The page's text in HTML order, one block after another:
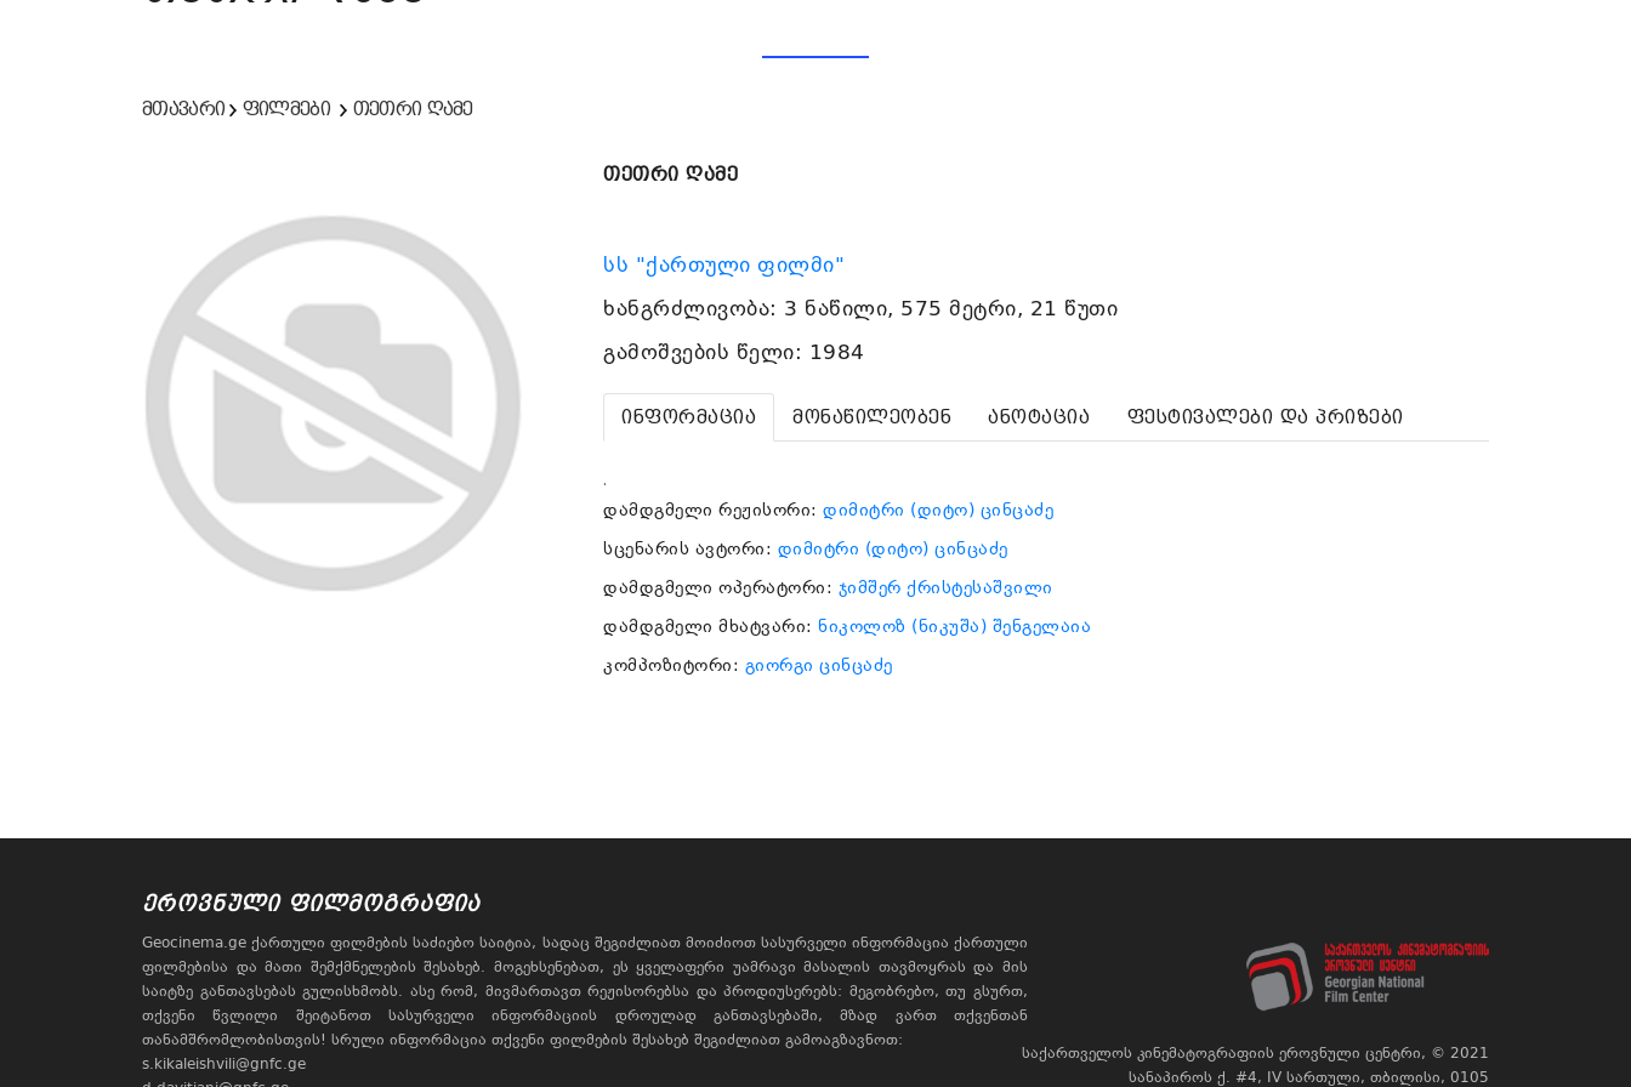
მთავარი ფილმები თეთრი ღამე
თეთრი ღამე
სს "ქართული ფილმი"
ხანგრძლივობა: 3 ნაწილი, 575 მეტრი, 21 წუთი
გამოშვების წელი: 1984
ინფორმაცია მონაწილეობენ ანოტაცია ფესტივალები და პრიზები
.
დამდგმელი რეჟისორი: დიმიტრი (დიტო) ცინცაძე
სცენარის ავტორი: დიმიტრი (დიტო) ცინცაძე
დამდგმელი ოპერატორი: ჯიმშერ ქრისტესაშვილი
დამდგმელი მხატვარი: ნიკოლოზ (ნიკუშა) შენგელაია
კომპოზიტორი: გიორგი ცინცაძე
ᲔᲠᲝᲕᲜᲣᲚᲘ ᲤᲘᲚᲛᲝᲒᲠᲐᲤᲘᲐ
Geocinema.ge ქართული ფილმების საძიებო საიტია, სადაც შეგიძლიათ მოიძიოთ სასურველი ინფორმაცია ქართული
ფილმებისა და მათი შემქმნელების შესახებ. მოგეხსენებათ, ეს ყველაფერი უამრავი მასალის თავმოყრას და მის
საიტზე განთავსებას გულისხმობს. ასე რომ, მივმართავთ რეჟისორებსა და პროდიუსერებს: მეგობრებო, თუ გსურთ,
თქვენი წვლილი შეიტანოთ სასურველი ინფორმაციის დროულად განთავსებაში, მზად ვართ თქვენთან
თანამშრომლობისთვის! სრული ინფორმაცია თქვენი ფილმების შესახებ შეგიძლიათ გამოაგზავნოთ:
s.kikaleishvili@gnfc.ge
საქართველოს კინემატოგრაფიის ეროვნული ცენტრი, © 2021
სანაპიროს ქ. #4, IV სართული, თბილისი, 0105